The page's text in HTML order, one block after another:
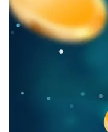
MESSAGES
JAWDROPS